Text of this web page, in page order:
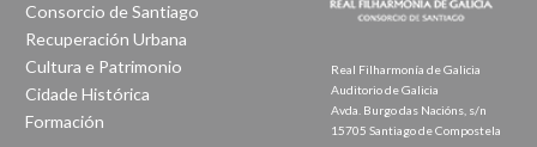
Consorcio de Santiago
Recuperación Urbana
Cultura e Patrimonio
Cidade Histórica
Formación
Real Filharmonía de Galicia
Auditorio de Galicia
Avda. Burgo das Nacións, s/n
15705 Santiago de Compostela